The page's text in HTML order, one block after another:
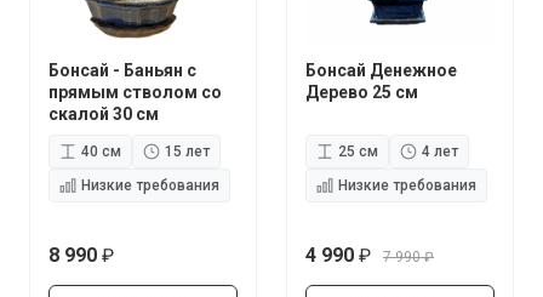
Бонсай - Баньян с
прямым стволом со
скалой 30 см
40 см
15 лет
Низкие требования
8 990
Бонсай Денежное
Дерево 25 см
25 см
4 лет
Низкие требования
4 990
7 990